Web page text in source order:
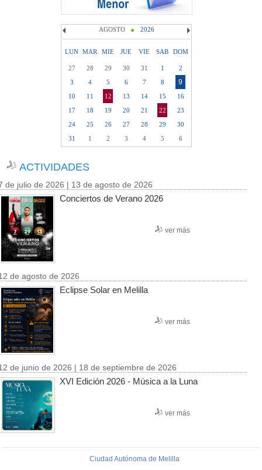
AGOSTO 2026
LUN MAR MIE JUE VIE SAB DOM
27 28 29 30 31 1
2
3
4 5 6 7 8 9
10 11 12 13 14 15
16
17
18 19 20 21 22
23
24
25 26 27 28 29
30
31
1 2 3 4 5 6
ACTIVIDADES
de julio de 2026 | 13 de agosto de 2026
Conciertos de Verano 2026
ver más
de agosto de 2026
Eclipse Solar en Melilla
ver más
de junio de 2026 | 18 de septiembre de 2026
XVI Edición 2026 - Música a la Luna
ver más
Ciudad Autónoma de Melilla